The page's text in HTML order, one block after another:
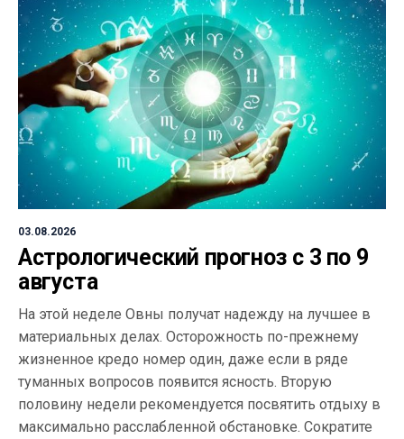
03.08.2026
Астрологический прогноз с 3 по 9
августа
На этой неделе Овны получат надежду на лучшее в
материальных делах. Осторожность по-прежнему
жизненное кредо номер один, даже если в ряде
туманных вопросов появится ясность. Вторую
половину недели рекомендуется посвятить отдыху в
максимально расслабленной обстановке. Сократите